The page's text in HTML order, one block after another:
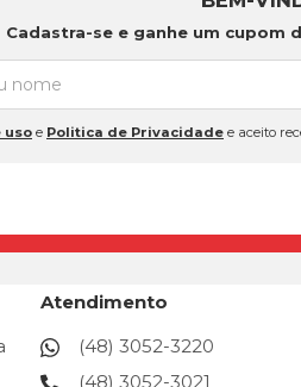
Cadastra-se e ganhe um cupom
uso e Politica de Privacidade e aceito
Atendimento
(48) 3052-3220
(48) 3052-3021